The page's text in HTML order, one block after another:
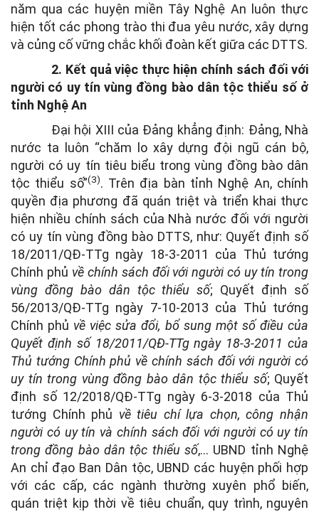
năm qua các huyện miền Tây Nghệ An luôn thực
hiện tốt các phong trào thi đua yêu nước, xây dựng
và củng cố vững chắc khối đoàn kết giữa các DTTS.
2. Kết quả việc thực hiện chính sách đối với
người có uy tín vùng đồng bào dân tộc thiểu số ở
tỉnh Nghệ An
Đại hội XIII của Đảng khẳng định: Đảng, Nhà
nước ta luôn “chăm lo xây dựng đội ngũ cán bộ,
người có uy tín tiêu biểu trong vùng đồng bào dân
tộc thiểu số”(3). Trên địa bàn tỉnh Nghệ An, chính
quyền địa phương đã quán triệt và triển khai thực
hiện nhiều chính sách của Nhà nước đối với người
có uy tín vùng đồng bào DTTS, như: Quyết định số
18/2011/QĐ-TTg ngày 18-3-2011 của Thủ tướng
Chính phủ về chính sách đối với người có uy tín trong
vùng đồng bào dân tộc thiểu số; Quyết định số
56/2013/QĐ-TTg ngày 7-10-2013 của Thủ tướng
Chính phủ về việc sửa đổi, bổ sung một số điều của
Quyết định số 18/2011/QĐ-TTg ngày 18-3-2011 của
Thủ tướng Chính phủ về chính sách đối với người có
uy tín trong vùng đồng bào dân tộc thiểu số; Quyết
định số 12/2018/QĐ-TTg ngày 6-3-2018 của Thủ
tướng Chính phủ về tiêu chí lựa chọn, công nhận
người có uy tín và chính sách đối với người có uy tín
trong đồng bào dân tộc thiểu số,… UBND tỉnh Nghệ
An chỉ đạo Ban Dân tộc, UBND các huyện phối hợp
với các cấp, các ngành thường xuyên phổ biến,
quán triệt kịp thời về tiêu chuẩn, quy trình, nguyên